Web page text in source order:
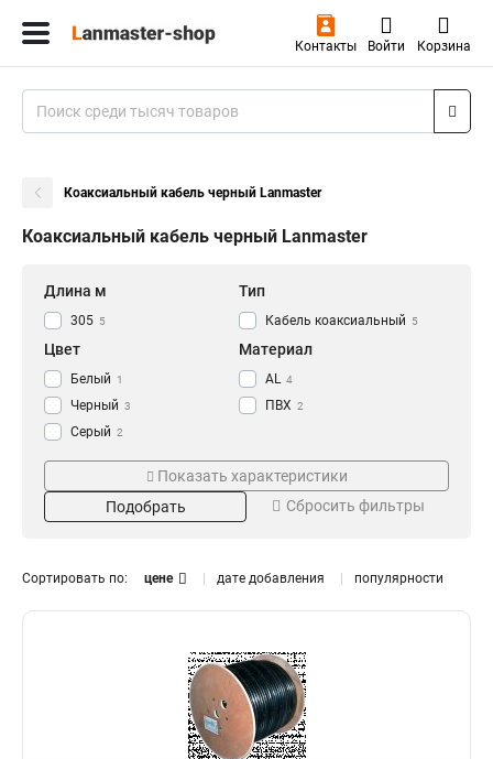
Контакты Войти Корзина
Коаксиальный кабель черный Lanmaster
Коаксиальный кабель черный Lanmaster
Длина м
305 5
Тип
Кабель коаксиальный 5
Цвет
Белый 1
Черный 3
Серый 2
Материал
AL 4
ПВХ 2
Длина
100 1
Тип кабеля
RG6U 1
RG58 1
Тип оболочки
TWT-RG11-CS96/3-OTR 1
TWT-RG11-CS96/3-OUT 1
Показать характеристики
Подобрать
Сбросить фильтры
Сортировать по: цене дате добавления популярности